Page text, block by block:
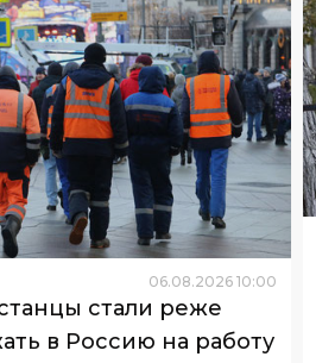
06.08.2026 10:00
стали реже
в Россию на работу